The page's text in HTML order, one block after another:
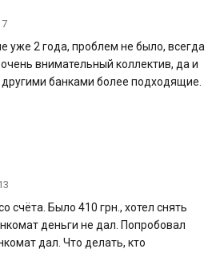
уже 2 года, проблем не было, всегда
внимательный коллектив, да и
банками более подходящие.
счёта. Было 410 грн., хотел снять
деньги не дал. Попробовал
дал. Что делать, кто